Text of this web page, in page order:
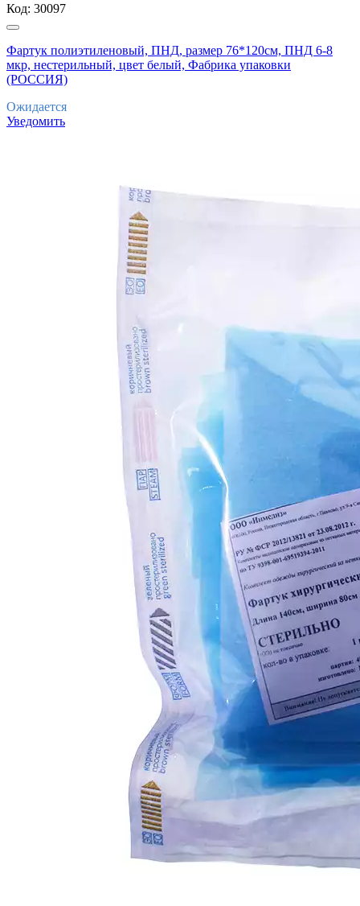
Код: 30097
Фартук полиэтиленовый, ПНД, размер 76*120см, ПНД 6-8
мкр, нестерильный, цвет белый, Фабрика упаковки
(РОССИЯ)
Ожидается
Уведомить